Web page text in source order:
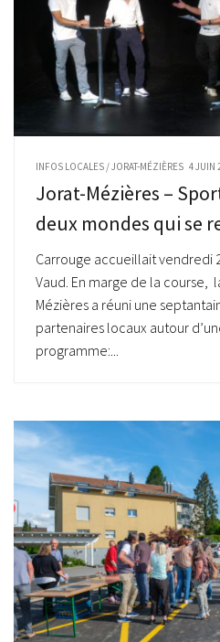
INFOS LOCALES /JORAT-MÉZIÈRES 4 JUIN
Jorat-Mézières –
deux mondes qui se
Carrouge accueillait vendredi
Vaud. En marge de la course,
Mézières a réuni une
partenaires locaux autour
programme:...